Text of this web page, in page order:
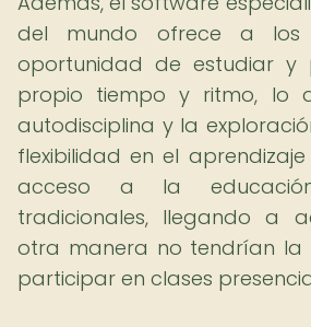
del mundo ofrece a los
oportunidad de estudiar y
propio tiempo y ritmo, lo
autodisciplina y la
flexibilidad en el
acceso a la
tradicionales, llegando a
otra manera no tendrían la
participar en clases